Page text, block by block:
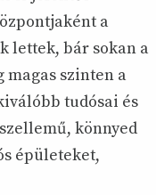
a
lettek, bár sokan a
magas szinten a
tudósai és
könnyed
épületeket,